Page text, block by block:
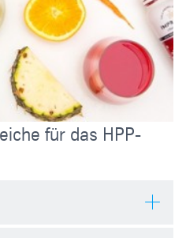
für das HPP-